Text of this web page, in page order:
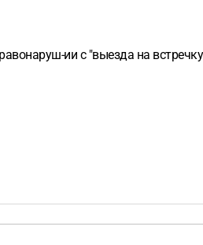
ии с "выезда на